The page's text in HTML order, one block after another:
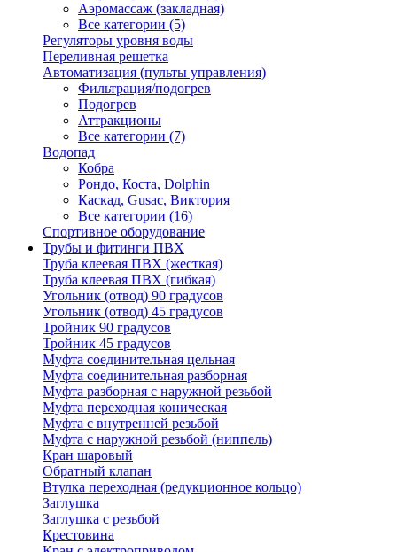
Аэромассаж (закладная)
Все категории (5)
Регуляторы уровня воды
Переливная решетка
Автоматизация (пульты управления)
Фильтрация/подогрев
Подогрев
Аттракционы
Все категории (7)
Водопад
Кобра
Рондо, Коста, Dolphin
Каскад, Gusac, Виктория
Все категории (16)
Спортивное оборудование
Трубы и фитинги ПВХ
Труба клеевая ПВХ (жесткая)
Труба клеевая ПВХ (гибкая)
Угольник (отвод) 90 градусов
Угольник (отвод) 45 градусов
Тройник 90 градусов
Тройник 45 градусов
Муфта соединительная цельная
Муфта соединительная разборная
Муфта разборная с наружной резьбой
Муфта переходная коническая
Муфта с внутренней резьбой
Муфта с наружной резьбой (ниппель)
Кран шаровый
Обратный клапан
Втулка переходная (редукционное кольцо)
Заглушка
Заглушка с резьбой
Крестовина